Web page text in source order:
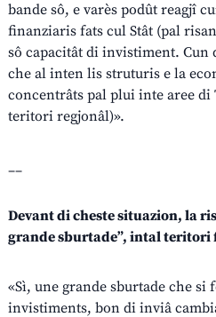
bande sô, e varès podût reagjî
finanziaris fats cul Stât (pal
sô capacitât di invistiment.
che al inten lis struturis e la
concentrâts pal plui inte aree
teritori regjonâl)».
__
Devant di cheste situazion, la
grande sburtade”, intal
«Sì, une grande sburtade che
invistiments, bon di inviâ